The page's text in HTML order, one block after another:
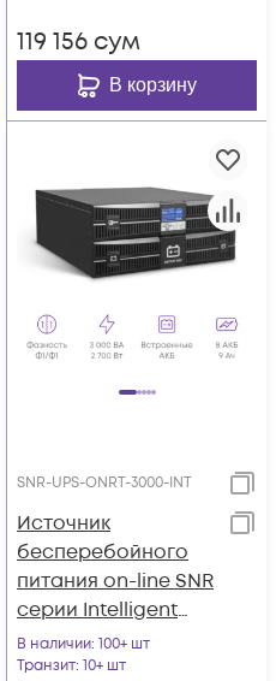
119 156 сум
В корзину
SNR-UPS-ONRT-3000-INT
Источник
бесперебойного
питания on-line SNR
серии Intelligent
3000 VA, 96VDC
В наличии: 100+ шт
Транзит: 10+ шт